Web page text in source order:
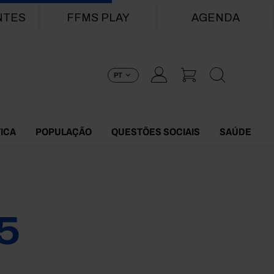
FFMS PLAY AGENDA
PT
POPULAÇÃO QUESTÕES SOCIAIS SAÚDE